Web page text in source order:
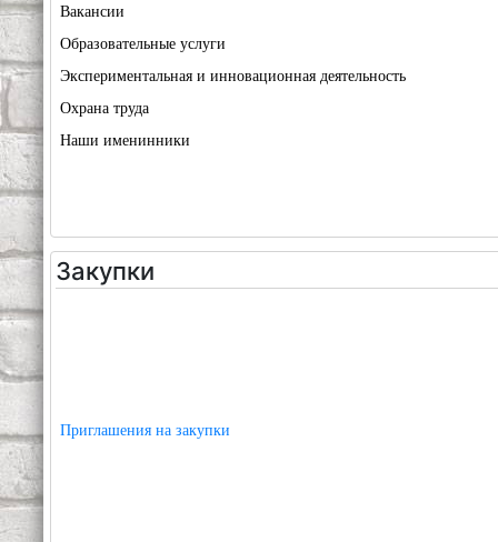
Вакансии
Образовательные услуги
Экспериментальная и инновационная деятельность
Охрана труда
Наши именинники
Закупки
Приглашения на закупки